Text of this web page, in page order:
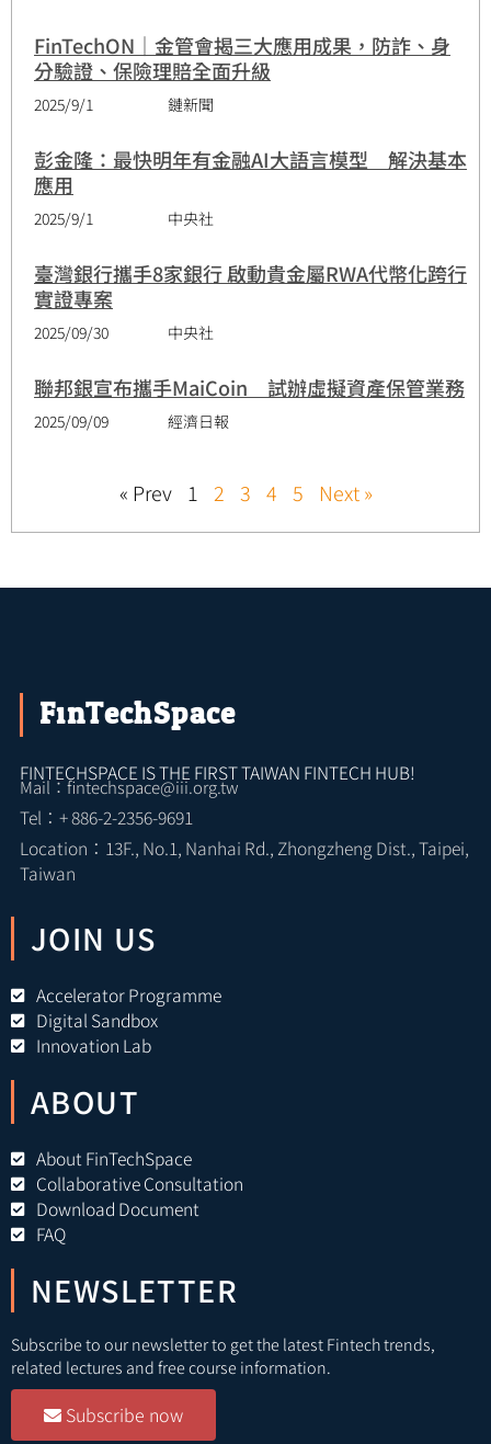
FinTechON｜金管會揭三大應用成果，防詐、身
分驗證、保險理賠全面升級
2025/9/1 鏈新聞
彭金隆：最快明年有金融AI大語言模型 解決基本
應用
2025/9/1 中央社
臺灣銀行攜手8家銀行 啟動貴金屬RWA代幣化跨行
實證專案
2025/09/30 中央社
聯邦銀宣布攜手MaiCoin 試辦虛擬資產保管業務
2025/09/09 經濟日報
« Prev 1 2 3 4 5 Next »
FinTechSpace
FINTECHSPACE IS THE FIRST TAIWAN FINTECH HUB!
Mail：fintechspace@iii.org.tw
Tel：+ 886-2-2356-9691
Location：13F., No.1, Nanhai Rd., Zhongzheng Dist., Taipei,
Taiwan
JOIN US
Accelerator Programme
Digital Sandbox
Innovation Lab
ABOUT
About FinTechSpace
Collaborative Consultation
Download Document
FAQ
NEWSLETTER
Subscribe to our newsletter to get the latest Fintech trends,
related lectures and free course information.
Subscribe now